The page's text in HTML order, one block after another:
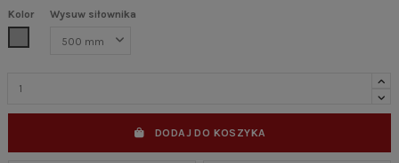
Kolor
Wysuw siłownika
DODAJ DO KOSZYKA